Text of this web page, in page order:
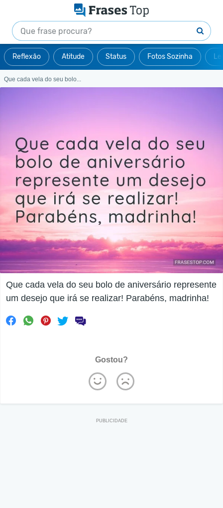
Reflexão Atitude Status Fotos Sozinha
Que cada vela do seu bolo...
Que cada vela do seu bolo de aniversário represente
um desejo que irá se realizar! Parabéns, madrinha!
Gostou?